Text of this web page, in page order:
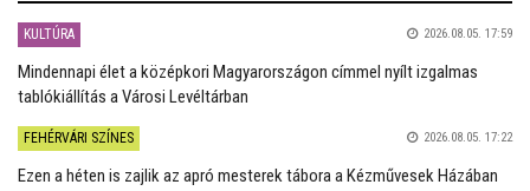
KULTÚRA 2026.08.05. 17:59
Mindennapi élet a középkori Magyarországon címmel nyílt izgalmas
tablókiállítás a Városi Levéltárban
FEHÉRVÁRI SZÍNES 2026.08.05. 17:22
Ezen a héten is zajlik az apró mesterek tábora a Kézművesek Házában